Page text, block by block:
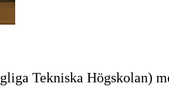
Tekniska Högskolan)